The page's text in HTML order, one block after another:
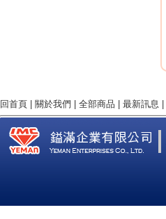
回首頁 關於我們 全部商品 最新訊息